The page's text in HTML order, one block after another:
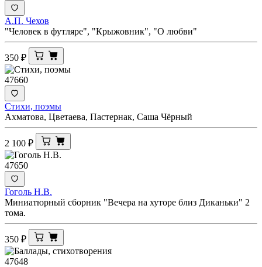
А.П. Чехов
"Человек в футляре", "Крыжовник", "О любви"
350 ₽
47660
Стихи, поэмы
Ахматова, Цветаева, Пастернак, Саша Чёрный
2 100 ₽
47650
Гоголь Н.В.
Миниатюрный сборник "Вечера на хуторе близ Диканьки" 2
тома.
350 ₽
47648